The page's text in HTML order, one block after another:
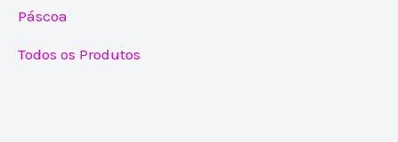
Páscoa
Todos os Produtos